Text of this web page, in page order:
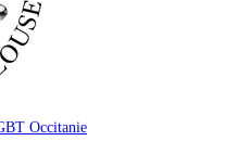
Occitanie